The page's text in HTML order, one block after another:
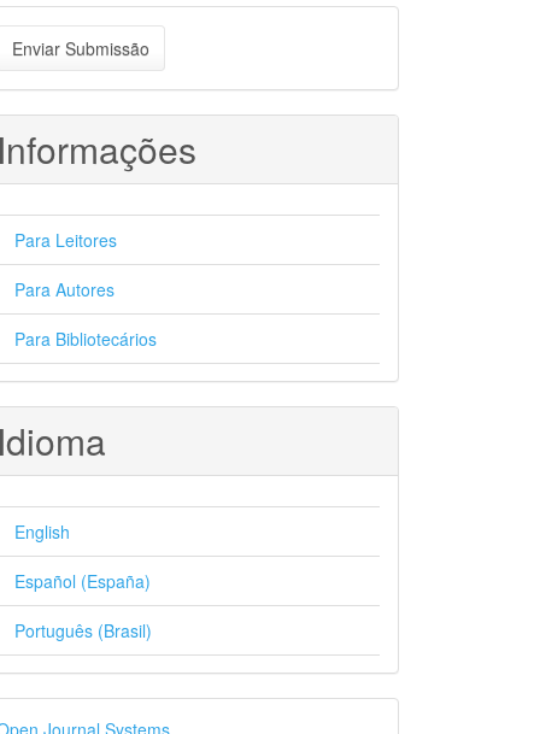
Enviar Submissão
Para Leitores
Para Autores
Para Bibliotecários
English
Español (España)
Português (Brasil)
Journal Systems